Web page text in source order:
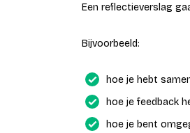
Een reflectieverslag
Bijvoorbeeld:
hoe je hebt
hoe je feedback
hoe je bent